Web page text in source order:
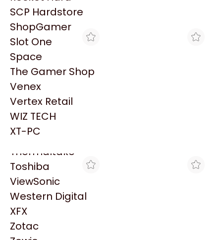
PowerColor
Razer
Redragon
Samsung
Sandisk
Sapphire
Seagate
Sentey
Solarmax
Thermaltake
Toshiba
ViewSonic
Western Digital
XFX
Zotac
SCP Hardstore
ShopGamer
Slot One
Space
The Gamer Shop
Venex
Vertex Retail
WIZ TECH
XT-PC
Explorá más productos similares
BRACATECH
MOTHERBOARD MSI PRO
DDR5
$236.853